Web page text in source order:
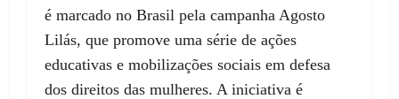
é marcado no Brasil pela campanha Agosto
Lilás, que promove uma série de ações
educativas e mobilizações sociais em defesa
dos direitos das mulheres. A iniciativa é